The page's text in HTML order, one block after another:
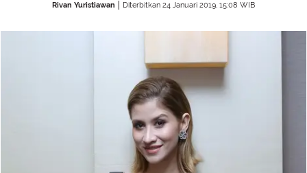
Rivan Yuristiawan Diterbitkan 24 Januari 2019, 15:08 WIB